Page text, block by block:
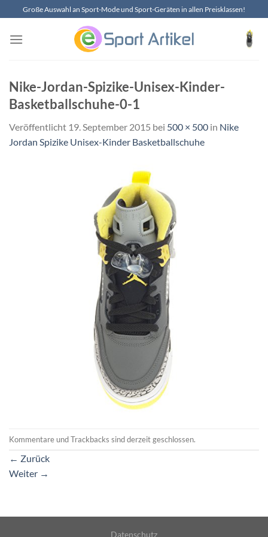
Inhalt
springen
Große Auswahl an Sport-Mode und Sport-Geräten in allen Preisklassen!
Nike-Jordan-Spizike-Unisex-Kinder-
Basketballschuhe-0-1
Veröffentlicht 19. September 2015 bei 500 × 500 in Nike
Jordan Spizike Unisex-Kinder Basketballschuhe
Kommentare und Trackbacks sind derzeit geschlossen.
← Zurück
Weiter →
Datenschutz